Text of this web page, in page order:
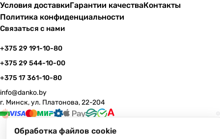
Условия доставкиГарантии качестваКонтакты
Политика конфиденциальности
Связаться с нами
+375 29 191-10-80
+375 29 544-10-00
+375 17 361-10-80
info@danko.by
г. Минск, ул. Платонова, 22-204
Обработка файлов cookie